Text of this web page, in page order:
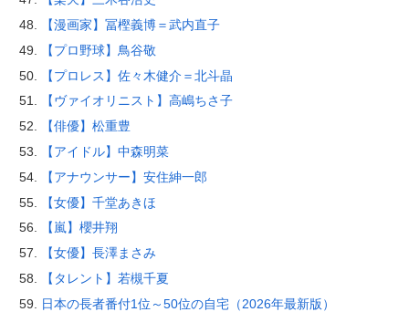
【漫画家】冨樫義博＝武内直子
【プロ野球】鳥谷敬
【プロレス】佐々木健介＝北斗晶
【ヴァイオリニスト】高嶋ちさ子
【俳優】松重豊
【アイドル】中森明菜
【アナウンサー】安住紳一郎
【女優】千堂あきほ
【嵐】櫻井翔
【女優】長澤まさみ
【タレント】若槻千夏
日本の長者番付1位～50位の自宅（2026年最新版）